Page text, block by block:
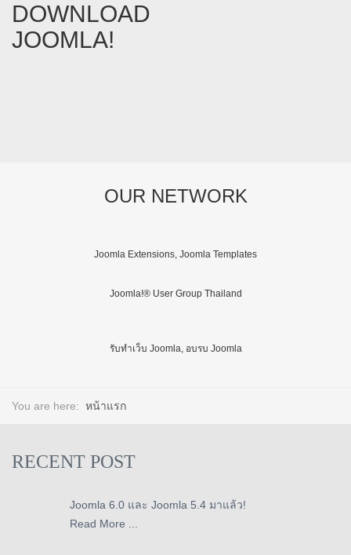
DOWNLOAD
JOOMLA!
OUR NETWORK
Joomla Extensions, Joomla Templates
Joomla!® User Group Thailand
รับทำเว็บ Joomla, อบรบ Joomla
You are here: หน้าแรก
RECENT POST
Joomla 6.0 และ Joomla 5.4 มาแล้ว!
Read More ...